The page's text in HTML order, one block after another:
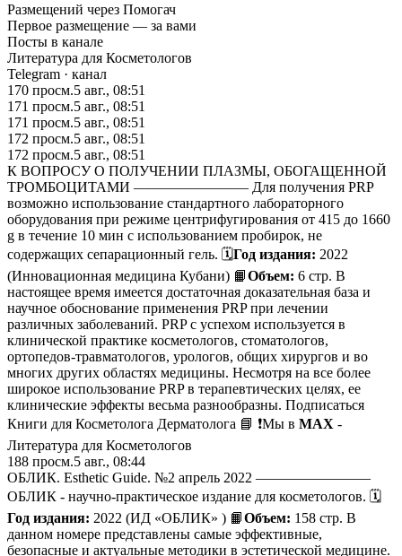
Размещений через Помогач
Первое размещение — за вами
Посты в канале
Литература для Косметологов
Telegram · канал
170 просм.5 авг., 08:51
171 просм.5 авг., 08:51
171 просм.5 авг., 08:51
172 просм.5 авг., 08:51
172 просм.5 авг., 08:51
К ВОПРОСУ О ПОЛУЧЕНИИ ПЛАЗМЫ, ОБОГАЩЕННОЙ
ТРОМБОЦИТАМИ ———————— Для получения PRP
возможно использование стандартного лабораторного
оборудования при режиме центрифугирования от 415 до 1660
g в течение 10 мин с использованием пробирок, не
содержащих сепарационный гель. 🗓Год издания: 2022
(Инновационная медицина Кубани) 📙Объем: 6 стр. В
настоящее время имеется достаточная доказательная база и
научное обоснование применения PRP при лечении
различных заболеваний. PRP с успехом используется в
клинической практике косметологов, стоматологов,
ортопедов-травматологов, урологов, общих хирургов и во
многих других областях медицины. Несмотря на все более
широкое использование PRP в терапевтических целях, ее
клинические эффекты весьма разнообразны. Подписаться
Книги для Косметолога Дерматолога 📘 ❗️Мы в MAX -
Литература для Косметологов
188 просм.5 авг., 08:44
ОБЛИК. Esthetic Guide. №2 апрель 2022 ————————
ОБЛИК - научно-практическое издание для косметологов. 🗓
Год издания: 2022 (ИД «ОБЛИК» ) 📙Объем: 158 стр. В
данном номере представлены самые эффективные,
безопасные и актуальные методики в эстетической медицине.